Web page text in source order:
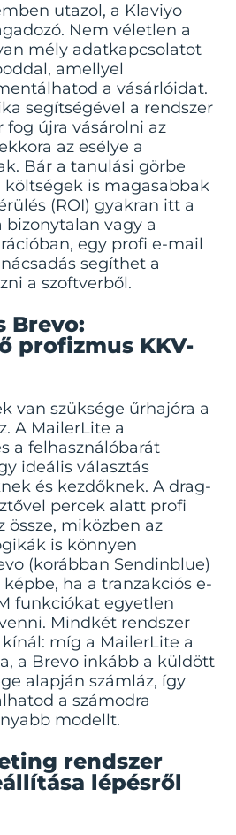
utazol, a Klaviyo
Nem véletlen a
mély adatkapcsolatot
amellyel
a vásárlóidat.
segítségével a rendszer
újra vásárolni az
az esélye a
Bár a tanulási görbe
költségek is magasabbak
(ROI) gyakran itt a
bizonytalan vagy a
egy profi e-mail
segíthet a
a szoftverből.
Brevo:
profizmus KKV-
van szüksége űrhajóra a
A MailerLite a
a felhasználóbarát
ideális választás
és kezdőknek. A drag-
percek alatt profi
össze, miközben az
is könnyen
(korábban Sendinblue)
ha a tranzakciós e-
funkciókat egyetlen
Mindkét rendszer
míg a MailerLite a
a Brevo inkább a küldött
alapján számláz, így
a számodra
modellt.
rendszer
lépésről